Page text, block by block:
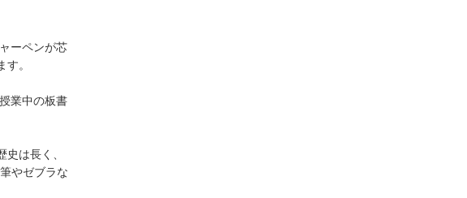
ーペンが芯
。
業中の板書
は長く、
やゼブラな